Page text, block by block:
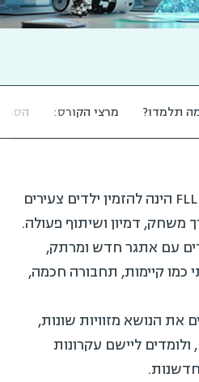
תלמדו? מרצי הקורס:
ייעוד התכנית ה FLL Explore הינה להזמין ילדים צעירים
משחק, דמיון ושיתוף פעולה.
עם אתגר חדש ומרתק,
כמו קיימות, תחבורה חכמה,
הנושא מזוויות שונות,
ולומדים ליישם עקרונות